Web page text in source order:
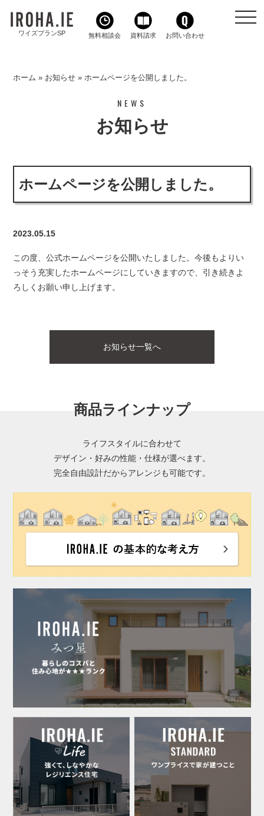
ワイズプランSP 無料相談会 資料請求 お問い合わせ
ホーム » お知らせ » ホームページを公開しました。
NEWS
お知らせ
ホームページを公開しました。
2023.05.15
この度、公式ホームページを公開いたしました。今後もよりい
っそう充実したホームページにしていきますので、引き続きよ
ろしくお願い申し上げます。
お知らせ一覧へ
商品ラインナップ
ライフスタイルに合わせて
デザイン・好みの性能・仕様が選べます。
完全自由設計だからアレンジも可能です。